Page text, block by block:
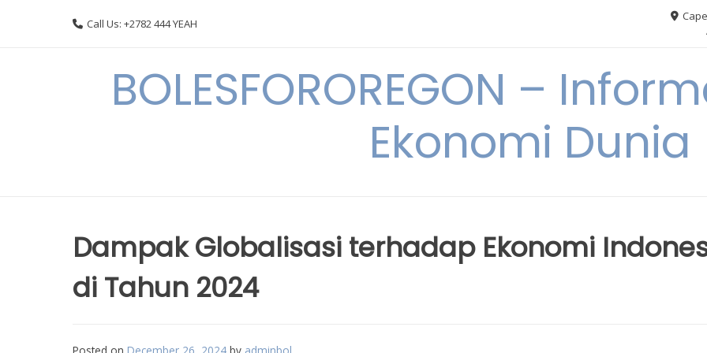
Call Us: +2782 444 YEAH
BOLESFOROREGON –
Ekonomi Dunia
Dampak Globalisasi terhadap Ekonomi
di Tahun 2024